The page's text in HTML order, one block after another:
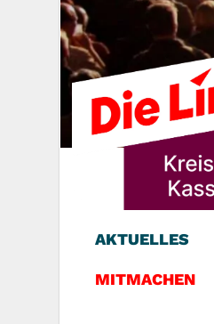
DIE
Die Linke in
AKTUELLES
MITMACHEN